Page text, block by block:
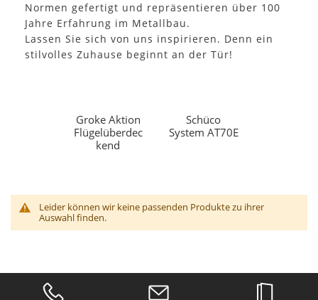
Normen gefertigt und repräsentieren über 100
Jahre Erfahrung im Metallbau.
Lassen Sie sich von uns inspirieren. Denn ein
stilvolles Zuhause beginnt an der Tür!
Groke Aktion
Flügelüberdec
kend
Schüco
System AT70E
Leider können wir keine passenden Produkte zu ihrer
Auswahl finden.